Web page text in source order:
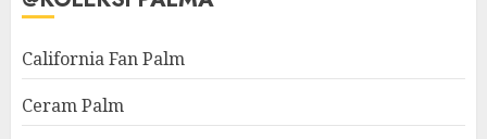
California Fan Palm
Ceram Palm